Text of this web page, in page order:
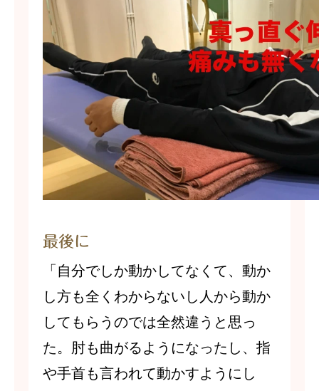
最後に
「自分でしか動かしてなくて、動か
し方も全くわからないし人から動か
してもらうのでは全然違うと思っ
た。肘も曲がるようになったし、指
や手首も言われて動かすようにし